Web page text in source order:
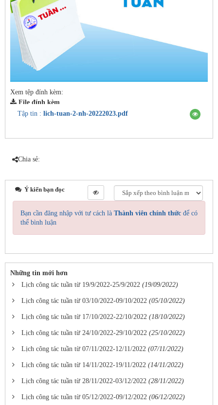
Xem tệp đính kèm:
File đính kèm
Tập tin : lich-tuan-2-nh-20222023.pdf
Chia sẻ:
Ý kiến bạn đọc
Bạn cần đăng nhập với tư cách là Thành viên chính thức để có
thể bình luận
Những tin mới hơn
Lịch công tác tuần từ 19/9/2022-25/9/2022 (19/09/2022)
Lịch công tác tuần từ 03/10/2022-09/10/2022 (05/10/2022)
Lịch công tác tuần từ 17/10/2022-22/10/2022 (18/10/2022)
Lịch công tác tuần từ 24/10/2022-29/10/2022 (25/10/2022)
Lịch công tác tuần từ 07/11/2022-12/11/2022 (07/11/2022)
Lịch công tác tuần từ 14/11/2022-19/11/2022 (14/11/2022)
Lịch công tác tuần từ 28/11/2022-03/12/2022 (28/11/2022)
Lịch công tác tuần từ 05/12/2022-09/12/2022 (06/12/2022)